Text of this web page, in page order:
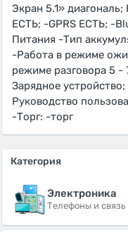
Экран 5.1»
ЕСТЬ; -GPRS ЕСТЬ; -
Питания -Тип
-Работа в режиме
режиме разговора 5
Зарядное
Руководство
-Торг: -торг
Категория
Электроника
Телефоны и связь